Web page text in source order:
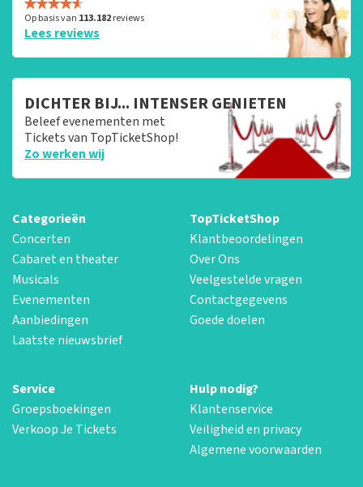
Op basis van 113.182reviews
Lees reviews
DICHTER BIJ... INTENSER GENIETEN
Beleef evenementen met
Tickets van TopTicketShop!
Zo werken wij
Categorieën
Concerten
Cabaret en theater
Musicals
Evenementen
Aanbiedingen
Laatste nieuwsbrief
TopTicketShop
Klantbeoordelingen
Over Ons
Veelgestelde vragen
Contactgegevens
Goede doelen
Service
Groepsboekingen
Verkoop Je Tickets
Hulp nodig?
Klantenservice
Veiligheid en privacy
Algemene voorwaarden